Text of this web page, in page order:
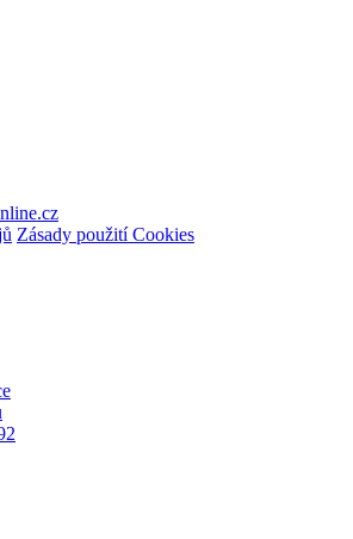
Zásady použití Cookies